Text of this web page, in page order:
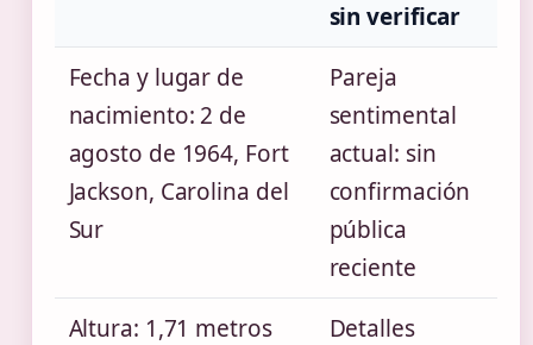
sin verificar
Fecha y lugar de
nacimiento: 2 de
agosto de 1964, Fort
Jackson, Carolina del
Sur
Pareja
sentimental
actual: sin
confirmación
pública
reciente
Altura: 1,71 metros
Detalles